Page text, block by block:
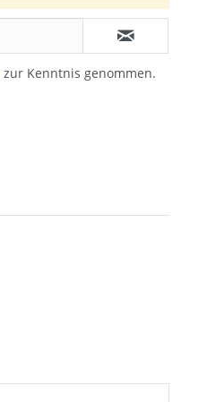
zur Kenntnis genommen.